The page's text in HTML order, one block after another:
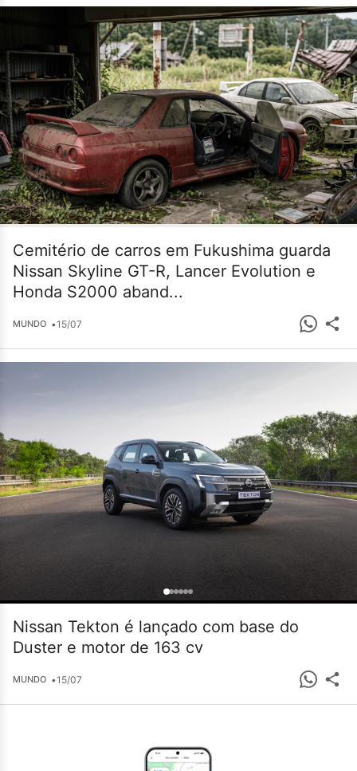
Cemitério de carros em Fukushima guarda
Nissan Skyline GT-R, Lancer Evolution e
Honda S2000 aband...
MUNDO •15/07
Nissan Tekton é lançado com base do
Duster e motor de 163 cv
MUNDO •15/07